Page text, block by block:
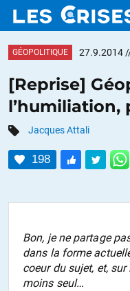
DOSSIERS
CATÉGORIES
CONTACTER
FAIRE UN
GÉOPOLITIQUE 27.9.2014
[Reprise]
l’humiliation,
Jacques Attali
198
Bon, je ne partage
dans la forme
coeur du sujet, et,
moins seul…